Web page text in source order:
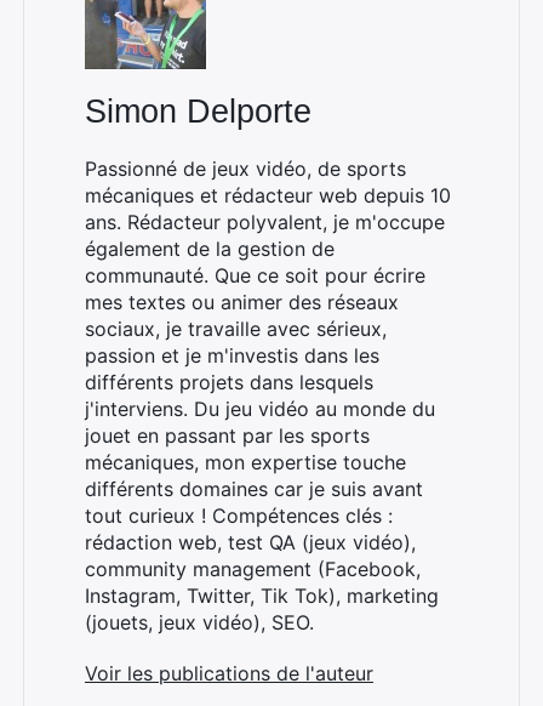
Simon Delporte
Passionné de jeux vidéo, de sports
mécaniques et rédacteur web depuis 10
ans. Rédacteur polyvalent, je m'occupe
également de la gestion de
communauté. Que ce soit pour écrire
mes textes ou animer des réseaux
sociaux, je travaille avec sérieux,
passion et je m'investis dans les
différents projets dans lesquels
j'interviens. Du jeu vidéo au monde du
jouet en passant par les sports
mécaniques, mon expertise touche
différents domaines car je suis avant
tout curieux ! Compétences clés :
rédaction web, test QA (jeux vidéo),
community management (Facebook,
Instagram, Twitter, Tik Tok), marketing
(jouets, jeux vidéo), SEO.
Voir les publications de l'auteur
: